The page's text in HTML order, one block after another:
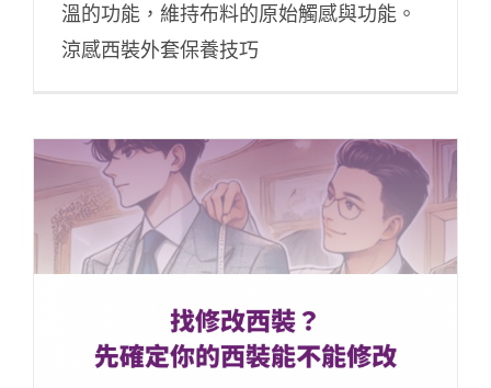
溫的功能，維持布料的原始觸感與功能。
涼感西裝外套保養技巧